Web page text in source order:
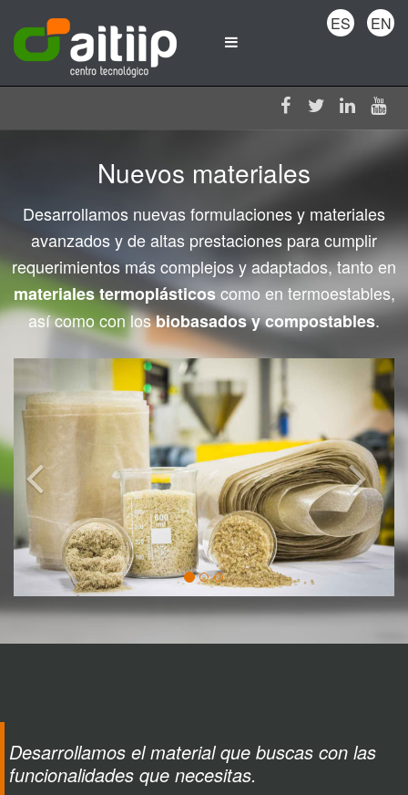
Nuevos materiales
Desarrollamos nuevas formulaciones y materiales
avanzados y de altas prestaciones para cumplir
requerimientos más complejos y adaptados, tanto en
materiales termoplásticoscomo en termoestables,
así como con losbiobasados y compostables.
Desarrollamos el material que buscas con las
funcionalidades que necesitas.
ES EN